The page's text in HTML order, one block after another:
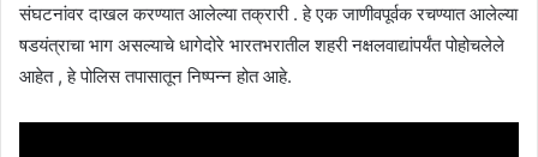
संघटनांवर दाखल करण्यात आलेल्या तक्रारी . हे एक जाणीवपूर्वक रचण्यात आलेल्या
षडयंत्राचा भाग असल्याचे धागेदोरे भारतभरातील शहरी नक्षलवाद्यांपर्यंत पोहोचलेले
आहेत , हे पोलिस तपासातून निष्पन्न होत आहे.